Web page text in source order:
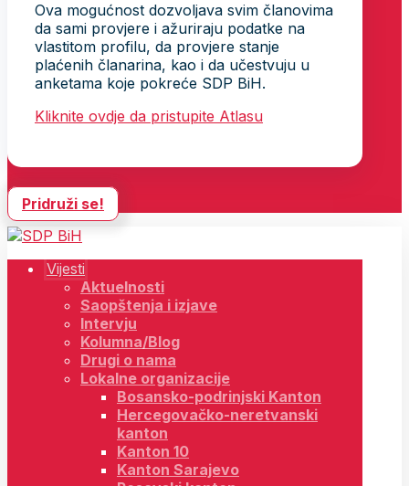
Ova mogućnost dozvoljava svim članovima
da sami provjere i ažuriraju podatke na
vlastitom profilu, da provjere stanje
plaćenih članarina, kao i da učestvuju u
anketama koje pokreće SDP BiH.
Kliknite ovdje da pristupite Atlasu
Pridruži se!
Vijesti
Aktuelnosti
Saopštenja i izjave
Intervju
Kolumna/Blog
Drugi o nama
Lokalne organizacije
Bosansko-podrinjski Kanton
Hercegovačko-neretvanski
kanton
Kanton 10
Kanton Sarajevo